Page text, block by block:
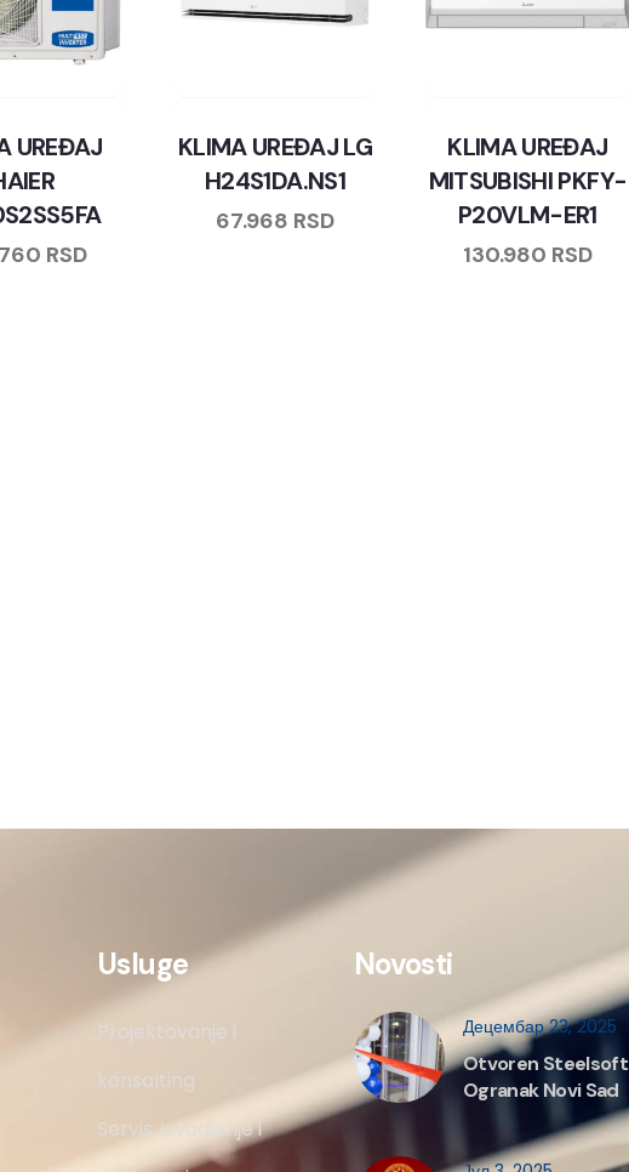
UREĐAJ
RSD
KLIMA UREĐAJ LG
H24S1DA.NS1
67.968 RSD
KLIMA UREĐAJ
MITSUBISHI PKFY-
P20VLM-ER1
130.980 RSD
Usluge
Projektovanje i
konsalting
Servis, izvodjenje i
Novosti
Децембар 23, 2025
Otvoren Steelsoft
Ogranak Novi Sad